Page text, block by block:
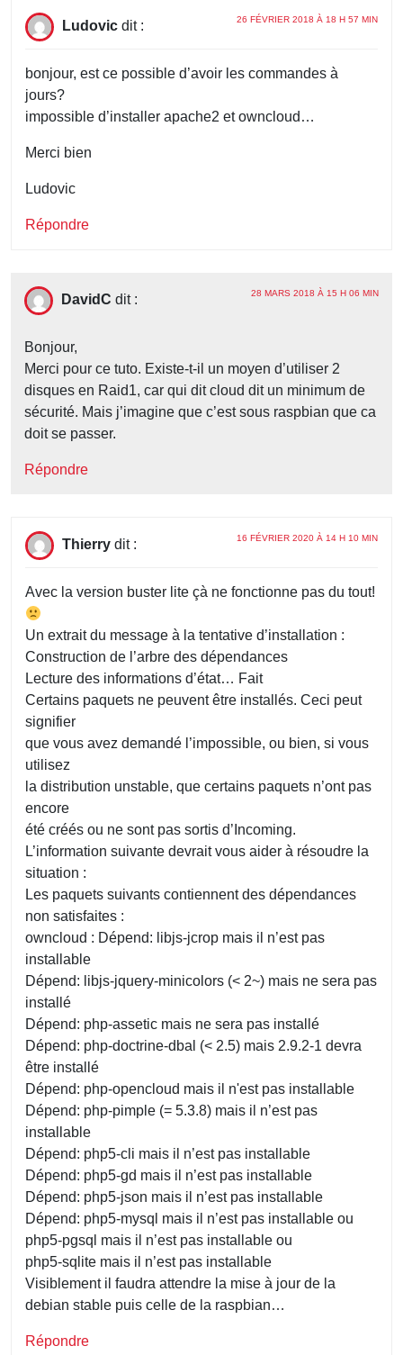
Ludovic dit : 26 FÉVRIER 2018 À 18 H 57 MIN
bonjour, est ce possible d’avoir les commandes à
jours?
impossible d’installer apache2 et owncloud…
Merci bien
Ludovic
Répondre
DavidC dit : 28 MARS 2018 À 15 H 06 MIN
Bonjour,
Merci pour ce tuto. Existe-t-il un moyen d’utiliser 2
disques en Raid1, car qui dit cloud dit un minimum de
sécurité. Mais j’imagine que c’est sous raspbian que ca
doit se passer.
Répondre
Thierry dit : 16 FÉVRIER 2020 À 14 H 10 MIN
Avec la version buster lite çà ne fonctionne pas du tout!
Un extrait du message à la tentative d’installation :
Construction de l’arbre des dépendances
Lecture des informations d’état… Fait
Certains paquets ne peuvent être installés. Ceci peut
signifier
que vous avez demandé l’impossible, ou bien, si vous
utilisez
la distribution unstable, que certains paquets n’ont pas
encore
été créés ou ne sont pas sortis d’Incoming.
L’information suivante devrait vous aider à résoudre la
situation :
Les paquets suivants contiennent des dépendances
non satisfaites :
owncloud : Dépend: libjs-jcrop mais il n’est pas
installable
Dépend: libjs-jquery-minicolors (< 2~) mais ne sera pas
installé
Dépend: php-assetic mais ne sera pas installé
Dépend: php-doctrine-dbal (< 2.5) mais 2.9.2-1 devra
être installé
Dépend: php-opencloud mais il n'est pas installable
Dépend: php-pimple (= 5.3.8) mais il n’est pas
installable
Dépend: php5-cli mais il n’est pas installable
Dépend: php5-gd mais il n’est pas installable
Dépend: php5-json mais il n’est pas installable
Dépend: php5-mysql mais il n’est pas installable ou
php5-pgsql mais il n’est pas installable ou
php5-sqlite mais il n’est pas installable
Visiblement il faudra attendre la mise à jour de la
debian stable puis celle de la raspbian…
Répondre